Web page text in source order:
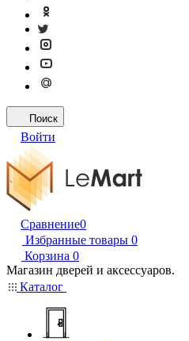
Поиск
Войти
Сравнение0
Избранные товары 0
Корзина 0
Магазин дверей и аксессуаров.
Каталог